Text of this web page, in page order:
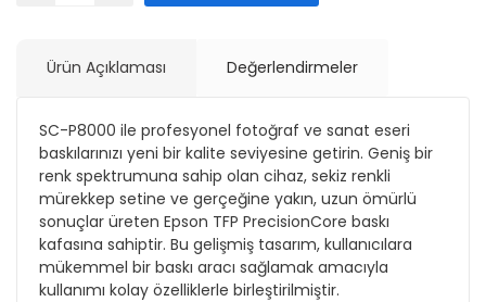
Ürün Açıklaması Değerlendirmeler
SC-P8000 ile profesyonel fotoğraf ve sanat eseri
baskılarınızı yeni bir kalite seviyesine getirin. Geniş bir
renk spektrumuna sahip olan cihaz, sekiz renkli
mürekkep setine ve gerçeğine yakın, uzun ömürlü
sonuçlar üreten Epson TFP PrecisionCore baskı
kafasına sahiptir. Bu gelişmiş tasarım, kullanıcılara
mükemmel bir baskı aracı sağlamak amacıyla
kullanımı kolay özelliklerle birleştirilmiştir.